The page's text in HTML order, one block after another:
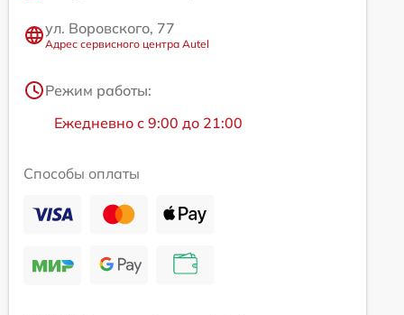
ул. Воровского, 77
Адрес сервисного центра Autel
Режим работы:
Ежедневно с 9:00 до 21:00
Способы оплаты